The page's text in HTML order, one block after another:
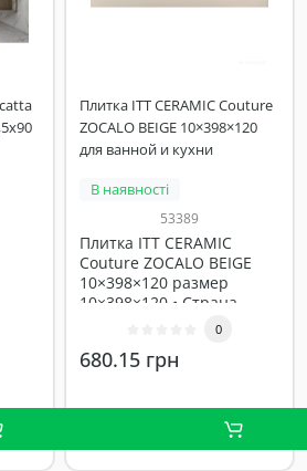
Плитка ITT CERAMIC Couture
ZOCALO BEIGE 10×398×120
для ванной и кухни
В наявності
53389
Плитка ITT CERAMIC
Couture ZOCALO BEIGE
10×398×120 размер
10×398×120 • Страна
производитель –..0
680.15 грн